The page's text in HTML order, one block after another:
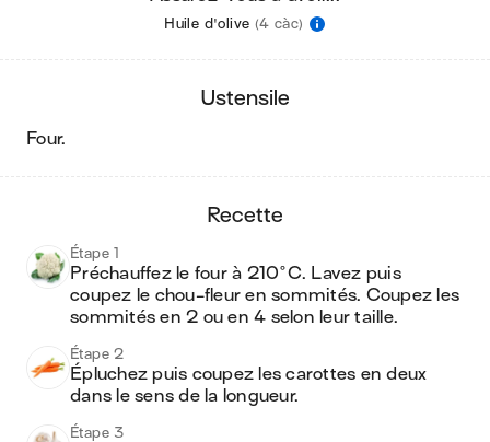
Huile d'olive (4 càc)
ustensile
four.
recette
Étape 1
Préchauffez le four à 210°C. Lavez puis
coupez le chou-fleur en sommités. Coupez les
sommités en 2 ou en 4 selon leur taille.
Étape 2
Épluchez puis coupez les carottes en deux
dans le sens de la longueur.
Étape 3